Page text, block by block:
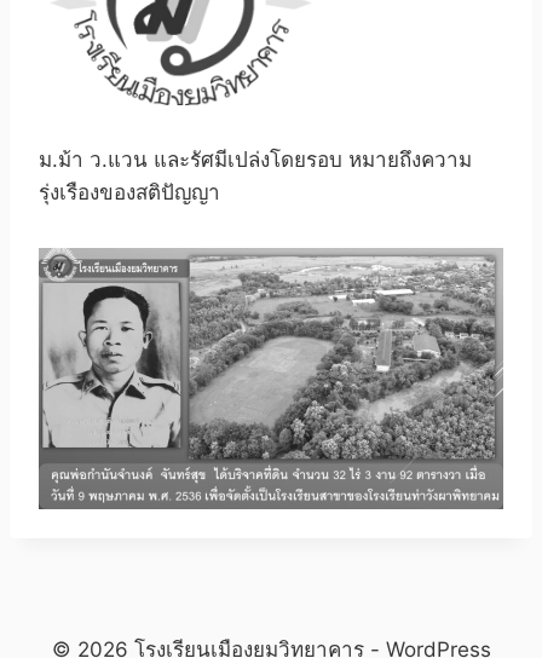
ม.ม้า ว.แวน และรัศมีเปล่งโดยรอบ หมายถึงความ
รุ่งเรืองของสติปัญญา
© 2026 โรงเรียนเมืองยมวิทยาคาร - WordPress